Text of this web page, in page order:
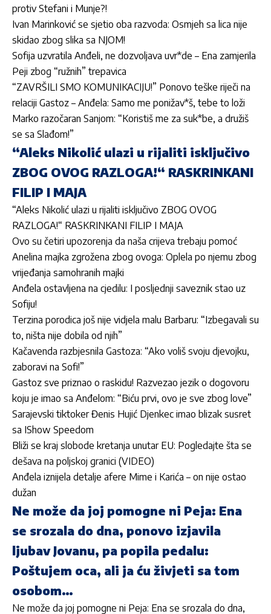
protiv Stefani i Munje?!
Ivan Marinković se sjetio oba razvoda: Osmjeh sa lica nije
skidao zbog slika sa NJOM!
Sofija uzvratila Anđeli, ne dozvoljava uvr*de – Ena zamjerila
Peji zbog “ružnih” trepavica
“ZAVRŠILI SMO KOMUNIKACIJU!” Ponovo teške riječi na
relaciji Gastoz – Anđela: Samo me ponižav*š, tebe to loži
Marko razočaran Sanjom: “Koristiš me za suk*be, a družiš
se sa Slađom!”
“Aleks Nikolić ulazi u rijaliti isključivo
ZBOG OVOG RAZLOGA!“ RASKRINKANI
FILIP I MAJA
“Aleks Nikolić ulazi u rijaliti isključivo ZBOG OVOG
RAZLOGA!“ RASKRINKANI FILIP I MAJA
Ovo su četiri upozorenja da naša crijeva trebaju pomoć
Anelina majka zgrožena zbog ovoga: Oplela po njemu zbog
vrijeđanja samohranih majki
Anđela ostavljena na cjedilu: I posljednji saveznik stao uz
Sofiju!
Terzina porodica još nije vidjela malu Barbaru: “Izbegavali su
to, ništa nije dobila od njih”
Kačavenda razbjesnila Gastoza: “Ako voliš svoju djevojku,
zaboravi na Sofi!”
Gastoz sve priznao o raskidu! Razvezao jezik o dogovoru
koju je imao sa Anđelom: “Biću prvi, ovo je sve zbog love”
Sarajevski tiktoker Đenis Hujić Djenkec imao blizak susret
sa IShow Speedom
Bliži se kraj slobode kretanja unutar EU: Pogledajte šta se
dešava na poljskoj granici (VIDEO)
Anđela iznijela detalje afere Mime i Karića – on nije ostao
dužan
Ne može da joj pomogne ni Peja: Ena
se srozala do dna, ponovo izjavila
ljubav Jovanu, pa popila pedalu:
Poštujem oca, ali ja ću živjeti sa tom
osobom…
Ne može da joj pomogne ni Peja: Ena se srozala do dna,